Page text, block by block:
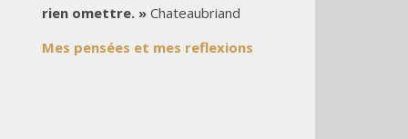
rien omettre. » Chateaubriand
Mes pensées et mes reflexions